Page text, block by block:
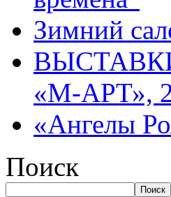
Зимний
«М-АРТ»,
«Ангелы
Поиск
Поиск